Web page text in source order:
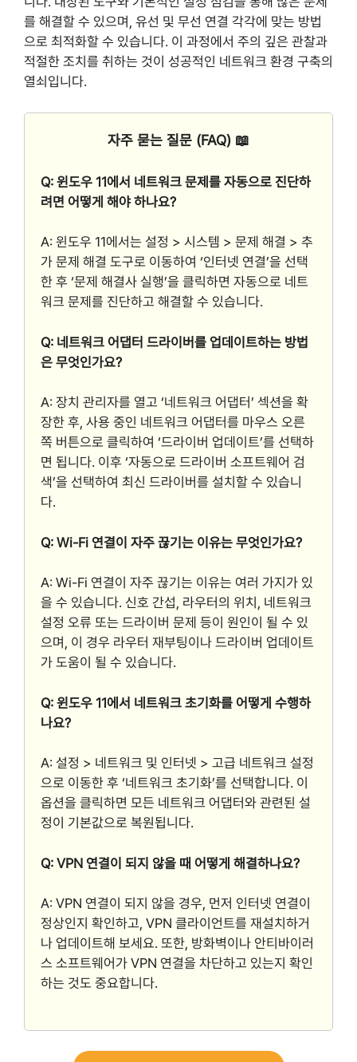
를 해결할 수 있으며, 유선 및 무선 연결 각각에 맞는 방법
으로 최적화할 수 있습니다. 이 과정에서 주의 깊은 관찰과
적절한 조치를 취하는 것이 성공적인 네트워크 환경 구축의
열쇠입니다.
자주 묻는 질문 (FAQ) 📖
Q: 윈도우 11에서 네트워크 문제를 자동으로 진단하
려면 어떻게 해야 하나요?
A: 윈도우 11에서는 설정 > 시스템 > 문제 해결 > 추
가 문제 해결 도구로 이동하여 ‘인터넷 연결’을 선택
한 후 ‘문제 해결사 실행’을 클릭하면 자동으로 네트
워크 문제를 진단하고 해결할 수 있습니다.
Q: 네트워크 어댑터 드라이버를 업데이트하는 방법
은 무엇인가요?
A: 장치 관리자를 열고 ‘네트워크 어댑터’ 섹션을 확
장한 후, 사용 중인 네트워크 어댑터를 마우스 오른
쪽 버튼으로 클릭하여 ‘드라이버 업데이트’를 선택하
면 됩니다. 이후 ‘자동으로 드라이버 소프트웨어 검
색’을 선택하여 최신 드라이버를 설치할 수 있습니
다.
Q: Wi-Fi 연결이 자주 끊기는 이유는 무엇인가요?
A: Wi-Fi 연결이 자주 끊기는 이유는 여러 가지가 있
을 수 있습니다. 신호 간섭, 라우터의 위치, 네트워크
설정 오류 또는 드라이버 문제 등이 원인이 될 수 있
으며, 이 경우 라우터 재부팅이나 드라이버 업데이트
가 도움이 될 수 있습니다.
Q: 윈도우 11에서 네트워크 초기화를 어떻게 수행하
나요?
A: 설정 > 네트워크 및 인터넷 > 고급 네트워크 설정
으로 이동한 후 ‘네트워크 초기화’를 선택합니다. 이
옵션을 클릭하면 모든 네트워크 어댑터와 관련된 설
정이 기본값으로 복원됩니다.
Q: VPN 연결이 되지 않을 때 어떻게 해결하나요?
A: VPN 연결이 되지 않을 경우, 먼저 인터넷 연결이
정상인지 확인하고, VPN 클라이언트를 재설치하거
나 업데이트해 보세요. 또한, 방화벽이나 안티바이러
스 소프트웨어가 VPN 연결을 차단하고 있는지 확인
하는 것도 중요합니다.